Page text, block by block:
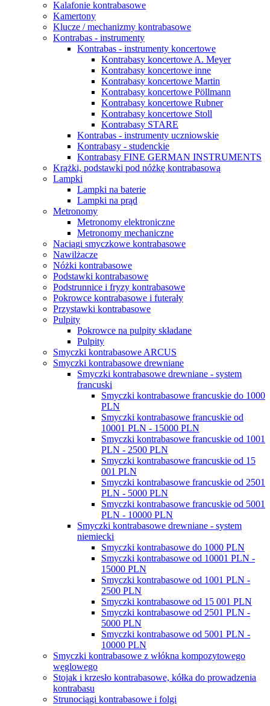
Kalafonie kontrabasowe
Kamertony
Klucze / mechanizmy kontrabasowe
Kontrabas - instrumenty
Kontrabas - instrumenty koncertowe
Kontrabasy koncertowe A. Meyer
Kontrabasy koncertowe inne
Kontrabasy koncertowe Martin
Kontrabasy koncertowe Pöllmann
Kontrabasy koncertowe Rubner
Kontrabasy koncertowe Stoll
Kontrabasy STARE
Kontrabas - instrumenty uczniowskie
Kontrabasy - studenckie
Kontrabasy FINE GERMAN INSTRUMENTS
Krążki, podstawki pod nóżkę kontrabasową
Lampki
Lampki na baterie
Lampki na prąd
Metronomy
Metronomy elektroniczne
Metronomy mechaniczne
Naciągi smyczkowe kontrabasowe
Nawilżacze
Nóżki kontrabasowe
Podstawki kontrabasowe
Podstrunnice i fryzy kontrabasowe
Pokrowce kontrabasowe i futerały
Przystawki kontrabasowe
Pulpity
Pokrowce na pulpity składane
Pulpity
Smyczki kontrabasowe ARCUS
Smyczki kontrabasowe drewniane
Smyczki kontrabasowe drewniane - system
francuski
Smyczki kontrabasowe francuskie do 1000
PLN
Smyczki kontrabasowe francuskie od
10001 PLN - 15000 PLN
Smyczki kontrabasowe francuskie od 1001
PLN - 2500 PLN
Smyczki kontrabasowe francuskie od 15
001 PLN
Smyczki kontrabasowe francuskie od 2501
PLN - 5000 PLN
Smyczki kontrabasowe francuskie od 5001
PLN - 10000 PLN
Smyczki kontrabasowe drewniane - system
niemiecki
Smyczki kontrabasowe do 1000 PLN
Smyczki kontrabasowe od 10001 PLN -
15000 PLN
Smyczki kontrabasowe od 1001 PLN -
2500 PLN
Smyczki kontrabasowe od 15 001 PLN
Smyczki kontrabasowe od 2501 PLN -
5000 PLN
Smyczki kontrabasowe od 5001 PLN -
10000 PLN
Smyczki kontrabasowe z włókna kompozytowego
węglowego
Stojak i krzesło kontrabasowe, kółka do prowadzenia
kontrabasu
Strunociągi kontrabasowe i folgi